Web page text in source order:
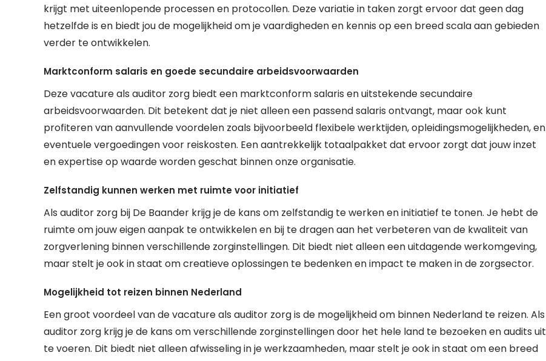
krijgt met uiteenlopende processen en protocollen. Deze variatie in taken zorgt ervoor dat geen dag
hetzelfde is en biedt jou de mogelijkheid om je vaardigheden en kennis op een breed scala aan gebieden
verder te ontwikkelen.
Marktconform salaris en goede secundaire arbeidsvoorwaarden
Deze vacature als auditor zorg biedt een marktconform salaris en uitstekende secundaire
arbeidsvoorwaarden. Dit betekent dat je niet alleen een passend salaris ontvangt, maar ook kunt
profiteren van aanvullende voordelen zoals bijvoorbeeld flexibele werktijden, opleidingsmogelijkheden, en
eventuele vergoedingen voor reiskosten. Een aantrekkelijk totaalpakket dat ervoor zorgt dat jouw inzet
en expertise op waarde worden geschat binnen onze organisatie.
Zelfstandig kunnen werken met ruimte voor initiatief
Als auditor zorg bij De Baander krijg je de kans om zelfstandig te werken en initiatief te tonen. Je hebt de
ruimte om jouw eigen aanpak te ontwikkelen en bij te dragen aan het verbeteren van de kwaliteit van
zorgverlening binnen verschillende zorginstellingen. Dit biedt niet alleen een uitdagende werkomgeving,
maar stelt je ook in staat om creatieve oplossingen te bedenken en impact te maken in de zorgsector.
Mogelijkheid tot reizen binnen Nederland
Een groot voordeel van de vacature als auditor zorg is de mogelijkheid om binnen Nederland te reizen. Als
auditor zorg krijg je de kans om verschillende zorginstellingen door het hele land te bezoeken en audits uit
te voeren. Dit biedt niet alleen afwisseling in je werkzaamheden, maar stelt je ook in staat om een breed